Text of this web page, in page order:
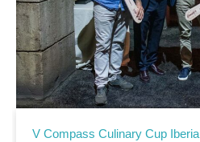
V Compass Culinary Cup Iberia